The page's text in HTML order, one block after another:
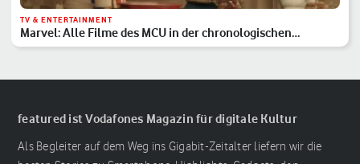
TV & ENTERTAINMENT
Marvel: Alle Filme des MCU in der chronologischen
Reihenfolge
featured ist Vodafones Magazin für digitale Kultur
Als Begleiter auf dem Weg ins Gigabit-Zeitalter liefern wir die